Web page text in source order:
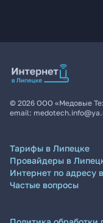
© 2026 ООО «Медовые
email:
Тарифы в Липецке
Провайдеры в
Интернет по адресу
Частые вопросы